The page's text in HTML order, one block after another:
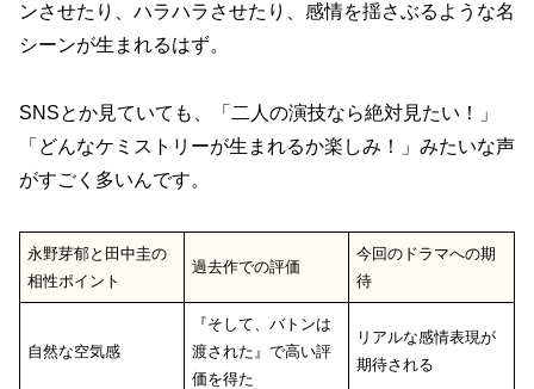
ンさせたり、ハラハラさせたり、感情を揺さぶるような名
シーンが生まれるはず。
SNSとか見ていても、「二人の演技なら絶対見たい！」
「どんなケミストリーが生まれるか楽しみ！」みたいな声
がすごく多いんです。
永野芽郁と田中圭の
相性ポイント
過去作での評価
今回のドラマへの期
待
自然な空気感
『そして、バトンは
渡された』で高い評
価を得た
リアルな感情表現が
期待される